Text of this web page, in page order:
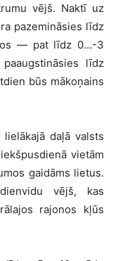
vējš. Naktī uz
pazemināsies līdz
— pat līdz 0…-3
līdz
būs mākoņains
daļā valsts
vietām
gaidāms lietus.
vējš, kas
rajonos kļūs